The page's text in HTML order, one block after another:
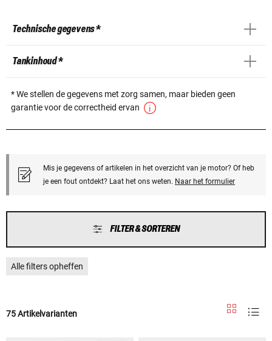
Technische gegevens *
Tankinhoud *
* We stellen de gegevens met zorg samen, maar bieden geen
garantie voor de correctheid ervan
Mis je gegevens of artikelen in het overzicht van je motor? Of heb
je een fout ontdekt? Laat het ons weten. Naar het formulier
FILTER & SORTEREN
Alle filters opheffen
75 Artikelvarianten